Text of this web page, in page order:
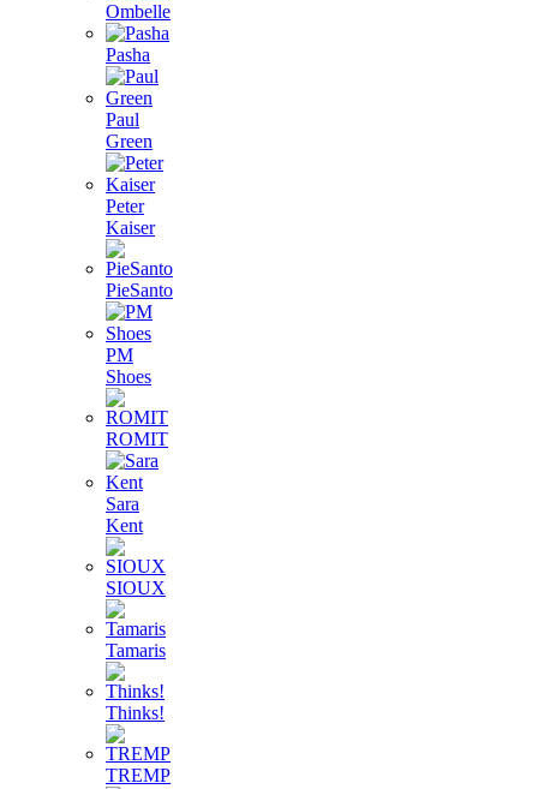
Ombelle
Pasha
Paul
Green
Peter
Kaiser
PieSanto
PM
Shoes
ROMIT
Sara
Kent
SIOUX
Tamaris
Thinks!
TREMP